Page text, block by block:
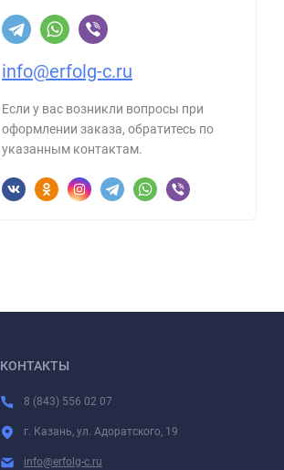
info@erfolg-c.ru
Если у вас возникли вопросы при
оформлении заказа, обратитесь по
указанным контактам.
КОНТАКТЫ
8 (843) 556 02 07
г. Казань, ул. Адоратского, 19
info@erfolg-c.ru